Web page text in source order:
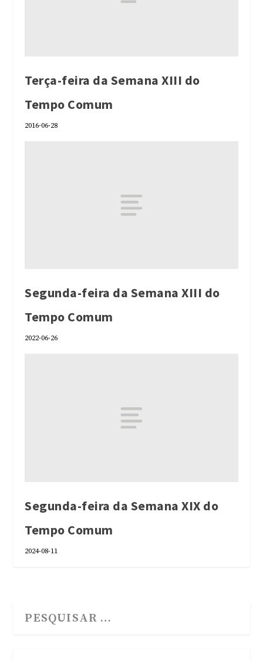
Terça-feira da Semana XIII do
Tempo Comum
2016-06-28
Segunda-feira da Semana XIII do
Tempo Comum
2022-06-26
Segunda-feira da Semana XIX do
Tempo Comum
2024-08-11